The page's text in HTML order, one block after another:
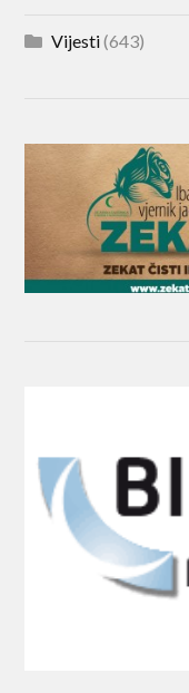
Vijesti(643)